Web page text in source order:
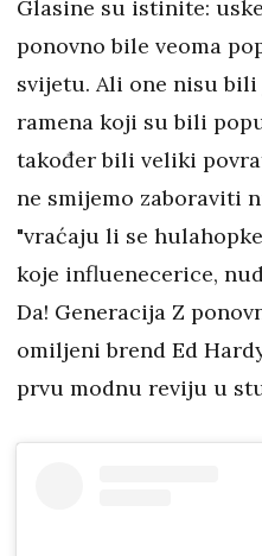
Glasine su istinite:
ponovno bile veoma
svijetu. Ali one nisu
ramena koji su bili
također bili veliki
ne smijemo zaboraviti
"vraćaju li se
koje influenecerice,
Da! Generacija Z
omiljeni brend Ed
prvu modnu reviju u